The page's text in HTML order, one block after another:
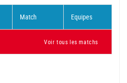
Match Equipes
Voir tous les matchs